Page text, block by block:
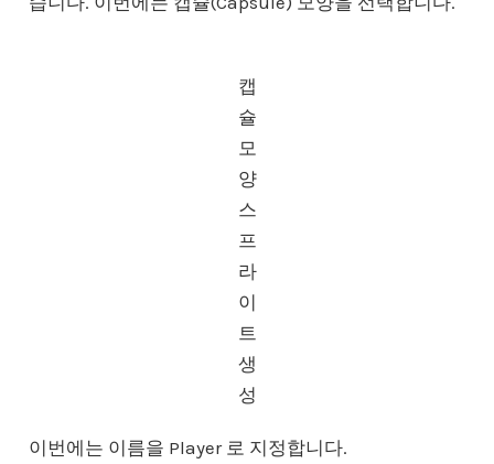
캡
슐
모
양
스
프
라
이
트
생
성
이번에는 이름을 Player 로 지정합니다.